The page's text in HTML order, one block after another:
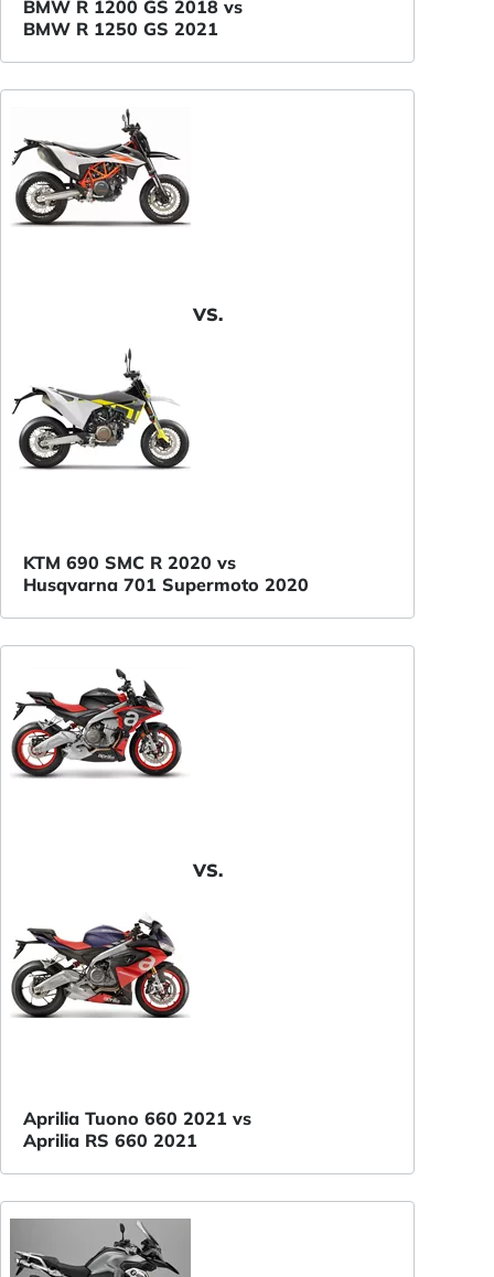
BMW R 1200 GS 2018 vs
BMW R 1250 GS 2021
VS.
KTM 690 SMC R 2020 vs
Husqvarna 701 Supermoto 2020
VS.
Aprilia Tuono 660 2021 vs
Aprilia RS 660 2021